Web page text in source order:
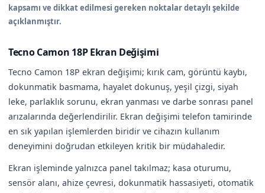
kapsamı ve dikkat edilmesi gereken noktalar detaylı şekilde
açıklanmıştır.
Tecno Camon 18P Ekran Değişimi
Tecno Camon 18P ekran değişimi; kırık cam, görüntü kaybı,
dokunmatik basmama, hayalet dokunuş, yeşil çizgi, siyah
leke, parlaklık sorunu, ekran yanması ve darbe sonrası panel
arızalarında değerlendirilir. Ekran değişimi telefon tamirinde
en sık yapılan işlemlerden biridir ve cihazın kullanım
deneyimini doğrudan etkileyen kritik bir müdahaledir.
Ekran işleminde yalnızca panel takılmaz; kasa oturumu,
sensör alanı, ahize çevresi, dokunmatik hassasiyeti, otomatik